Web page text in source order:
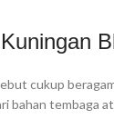
cukup
bahan tembaga